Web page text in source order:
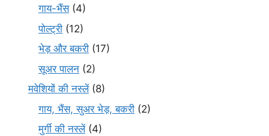
गाय-भैंस(4)
पोल्ट्री (12)
भेड़ और बकरी (17)
सूअर पालन (2)
मवेशियों की नस्लें(8)
गाय, भैंस, सुअर भेड़, बकरी (2)
मुर्गी की नस्लें(4)